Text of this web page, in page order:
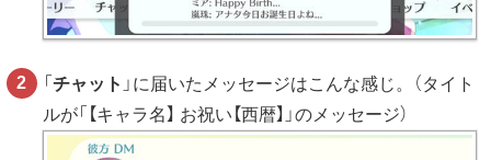
「チャット 」に届いたメッセージはこんな感じ。（タイト
ルが「【キャラ名】 お祝い【西暦】」のメッセージ）